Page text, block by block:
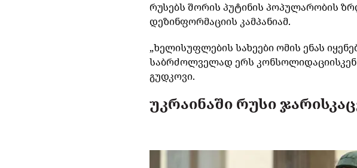
რუსებს შორის პუტინის პოპულარობის
დეზინფორმაციის კამპანიამ.
„ხელისუფლების სახეებიომის ენას
საბრძოლველად ერს კონსოლიდაციისკენ
გუდკოვი.
უკრაინაში რუსი